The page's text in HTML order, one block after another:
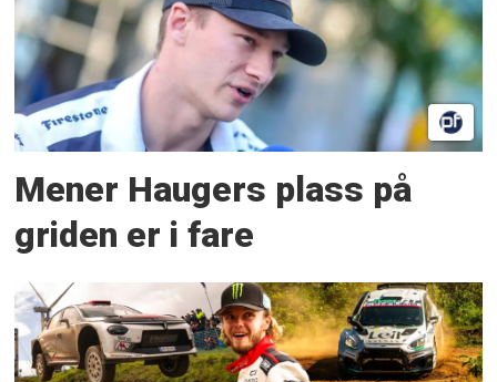
Mener Haugers plass på
griden er i fare